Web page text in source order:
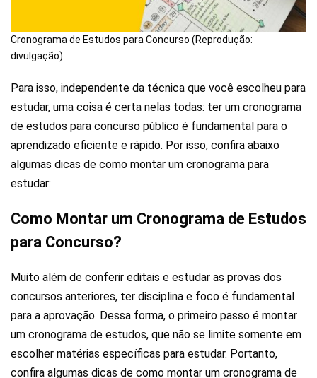
Cronograma de Estudos para Concurso (Reprodução:
divulgação)
Para isso, independente da técnica que você escolheu para
estudar, uma coisa é certa nelas todas: ter um cronograma
de estudos para concurso público é fundamental para o
aprendizado eficiente e rápido. Por isso, confira abaixo
algumas dicas de como montar um cronograma para
estudar:
Como Montar um Cronograma de Estudos
para Concurso?
Muito além de conferir editais e estudar as provas dos
concursos anteriores, ter disciplina e foco é fundamental
para a aprovação. Dessa forma, o primeiro passo é montar
um cronograma de estudos, que não se limite somente em
escolher matérias específicas para estudar. Portanto,
confira algumas dicas de como montar um cronograma de